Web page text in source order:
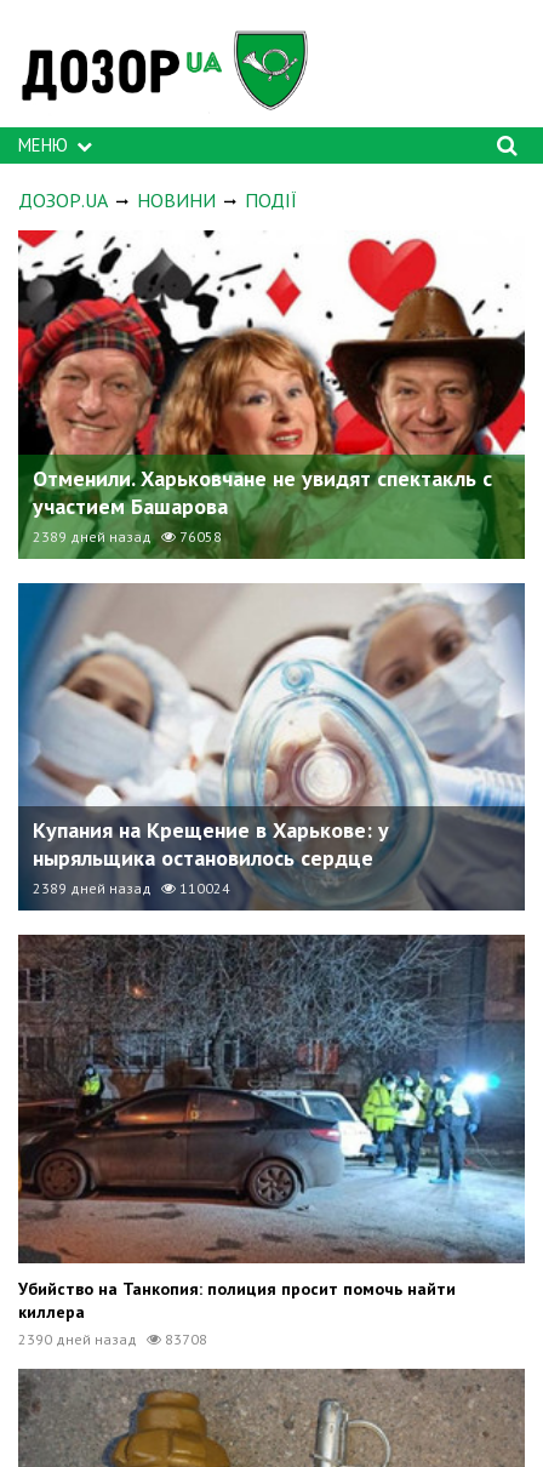
МЕНЮ
ДОЗОР.UA НОВИНИ ПОДІЇ
Отменили. Харьковчане не увидят спектакль с
участием Башарова
2389 дней назад 76058
Купания на Крещение в Харькове: у
ныряльщика остановилось сердце
2389 дней назад 110024
Убийство на Танкопия: полиция просит помочь найти
киллера
2390 дней назад 83708